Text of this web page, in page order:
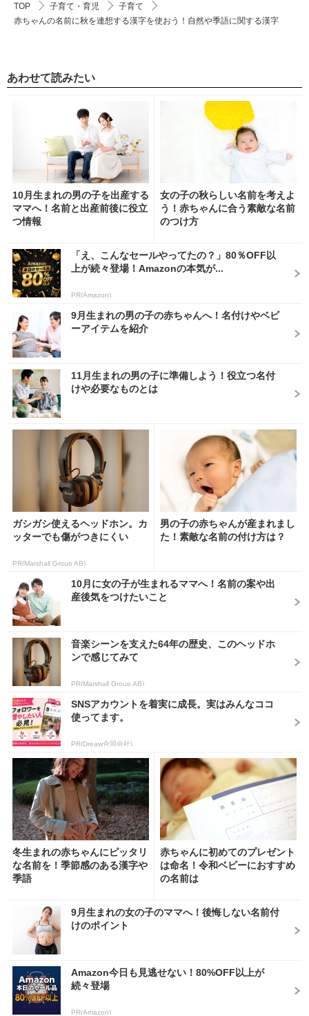
TOP 子育て・育児
子育て
赤ちゃんの名前に秋を連想する漢字を使おう！自然や季語に関する漢字
あわせて読みたい
10月生まれの男の子を出産する
ママへ！名前と出産前後に役立
つ情報
女の子の秋らしい名前を考えよ
う！赤ちゃんに合う素敵な名前
のつけ方
「え、こんなセールやってたの？」80％OFF以
上が続々登場！Amazonの本気が...
PR(Amazon)
9月生まれの男の子の赤ちゃんへ！名付けやベビ
ーアイテムを紹介
11月生まれの男の子に準備しよう！役立つ名付
けや必要なものとは
ガシガシ使えるヘッドホン。カ
ッターでも傷がつきにくい
PR(Marshall Group AB)
男の子の赤ちゃんが産まれまし
た！素敵な名前の付け方は？
10月に女の子が生まれるママへ！名前の案や出
産後気をつけたいこと
音楽シーンを支えた64年の歴史、このヘッドホ
ンで感じてみて
PR(Marshall Group AB)
SNSアカウントを着実に成長。実はみんなココ
使ってます。
PR(Dreaw合同会社)
冬生まれの赤ちゃんにピッタリ
な名前を！季節感のある漢字や
季語
赤ちゃんに初めてのプレゼント
は命名！令和ベビーにおすすめ
の名前は
9月生まれの女の子のママへ！後悔しない名前付
けのポイント
Amazon今日も見逃せない！80%OFF以上が
続々登場
PR(Amazon)